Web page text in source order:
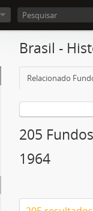
Brasil -
Relacionado
205
1964